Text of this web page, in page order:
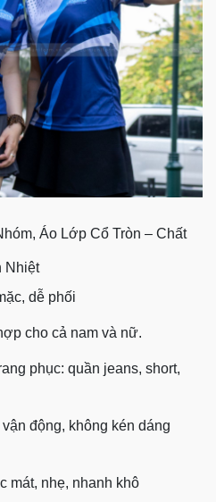
Áo Lớp Cổ Tròn – Chất
Nhiệt
dễ phối
cho cả nam và nữ.
phục: quần jeans, short,
động, không kén dáng
mát, nhẹ, nhanh khô